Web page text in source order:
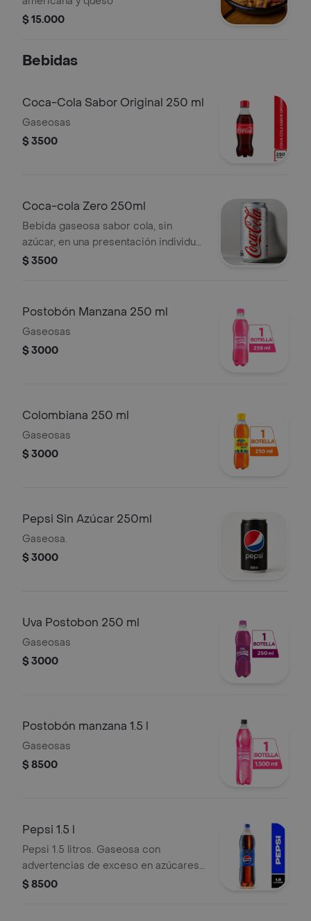
$ 15.000
Bebidas
Coca-Cola Sabor Original 250 ml
Gaseosas
$ 3500
Coca-cola Zero 250ml
Bebida gaseosa sabor cola, sin
azúcar, en una presentación individual
de 250 ml.
$ 3500
Postobón Manzana 250 ml
Gaseosas
$ 3000
Colombiana 250 ml
Gaseosas
$ 3000
Pepsi Sin Azúcar 250ml
Gaseosa.
$ 3000
Uva Postobon 250 ml
Gaseosas
$ 3000
Postobón manzana 1.5 l
Gaseosas
$ 8500
Pepsi 1.5 l
Pepsi 1.5 litros. Gaseosa con
advertencias de exceso en azúcares
y edulcorantes.
$ 8500